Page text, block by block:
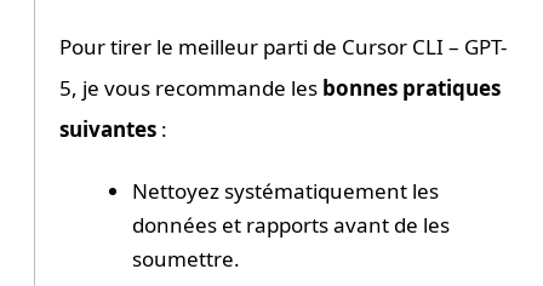
Pour tirer le meilleur parti de Cursor CLI – GPT-
5, je vous recommande les bonnes pratiques
suivantes :
Nettoyez systématiquement les
données et rapports avant de les
soumettre.